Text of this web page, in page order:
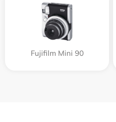
Fujifilm Mini 90